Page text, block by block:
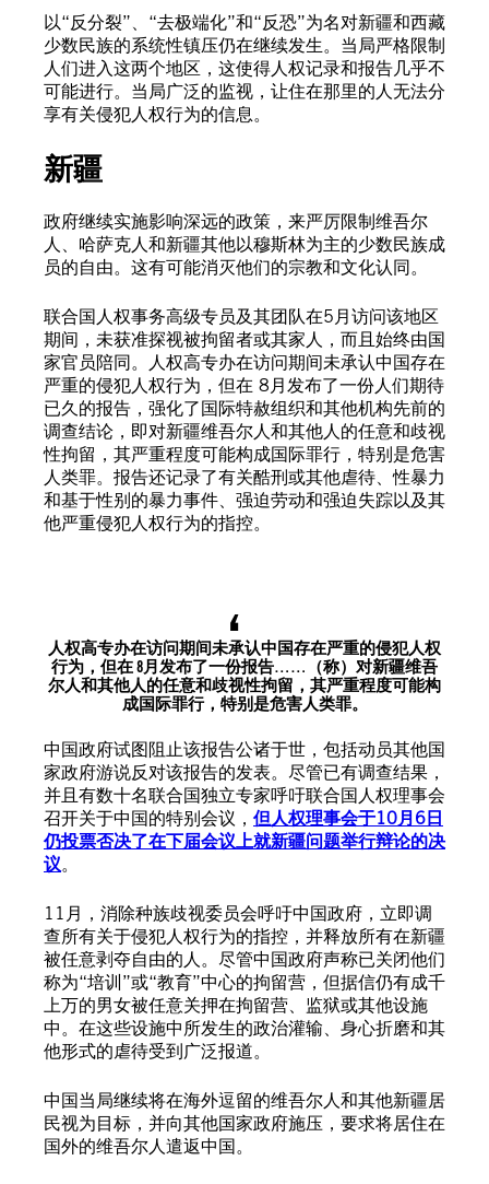
以“反分裂”、“去极端化”和“反恐”为名对新疆和西藏
少数民族的系统性镇压仍在继续发生。当局严格限制
人们进入这两个地区，这使得人权记录和报告几乎不
可能进行。当局广泛的监视，让住在那里的人无法分
享有关侵犯人权行为的信息。
新疆
政府继续实施影响深远的政策，来严厉限制维吾尔
人、哈萨克人和新疆其他以穆斯林为主的少数民族成
员的自由。这有可能消灭他们的宗教和文化认同。
联合国人权事务高级专员及其团队在5月访问该地区
期间，未获准探视被拘留者或其家人，而且始终由国
家官员陪同。人权高专办在访问期间未承认中国存在
严重的侵犯人权行为，但在 8月发布了一份人们期待
已久的报告，强化了国际特赦组织和其他机构先前的
调查结论，即对新疆维吾尔人和其他人的任意和歧视
性拘留，其严重程度可能构成国际罪行，特别是危害
人类罪。报告还记录了有关酷刑或其他虐待、性暴力
和基于性别的暴力事件、强迫劳动和强迫失踪以及其
他严重侵犯人权行为的指控。
人权高专办在访问期间未承认中国存在严重的侵犯人权
行为，但在 8月发布了一份报告……（称）对新疆维吾
尔人和其他人的任意和歧视性拘留，其严重程度可能构
成国际罪行，特别是危害人类罪。
中国政府试图阻止该报告公诸于世，包括动员其他国
家政府游说反对该报告的发表。尽管已有调查结果，
并且有数十名联合国独立专家呼吁联合国人权理事会
召开关于中国的特别会议， 但人权理事会于10月6日
仍投票否决了在下届会议上就新疆问题举行辩论的决
议。
11月，消除种族歧视委员会呼吁中国政府，立即调
查所有关于侵犯人权行为的指控，并释放所有在新疆
被任意剥夺自由的人。尽管中国政府声称已关闭他们
称为“培训”或“教育”中心的拘留营，但据信仍有成千
上万的男女被任意关押在拘留营、监狱或其他设施
中。在这些设施中所发生的政治灌输、身心折磨和其
他形式的虐待受到广泛报道。
中国当局继续将在海外逗留的维吾尔人和其他新疆居
民视为目标，并向其他国家政府施压，要求将居住在
国外的维吾尔人遣返中国。